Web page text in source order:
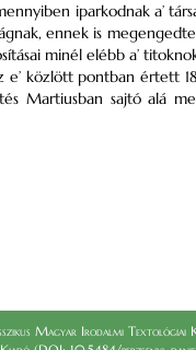
iparkodnak a’
ennek is
minél elébb a’
közlött pontban értett
Martiusban sajtó alá
Magyar Irodalmi Textológiai